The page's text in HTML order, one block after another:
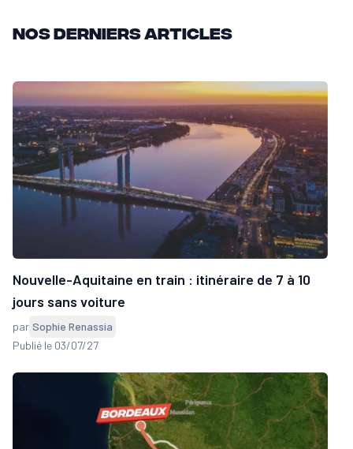
Nos derniers articles
Nouvelle-Aquitaine en train : itinéraire de 7 à 10
jours sans voiture
par Sophie Renassia
Publié le 03/07/27